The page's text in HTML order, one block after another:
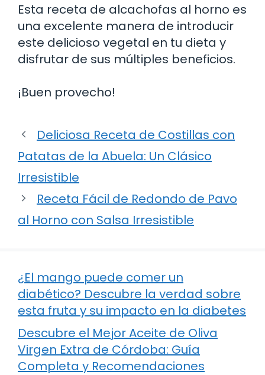
Esta receta de alcachofas al horno es
una excelente manera de introducir
este delicioso vegetal en tu dieta y
disfrutar de sus múltiples beneficios.
¡Buen provecho!
Deliciosa Receta de Costillas con
Patatas de la Abuela: Un Clásico
Irresistible
Receta Fácil de Redondo de Pavo
al Horno con Salsa Irresistible
¿El mango puede comer un
diabético? Descubre la verdad sobre
esta fruta y su impacto en la diabetes
Descubre el Mejor Aceite de Oliva
Virgen Extra de Córdoba: Guía
Completa y Recomendaciones